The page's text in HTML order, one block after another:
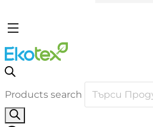
Products search